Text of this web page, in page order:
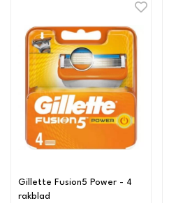
Gillette Fusion5 Power - 4
rakblad